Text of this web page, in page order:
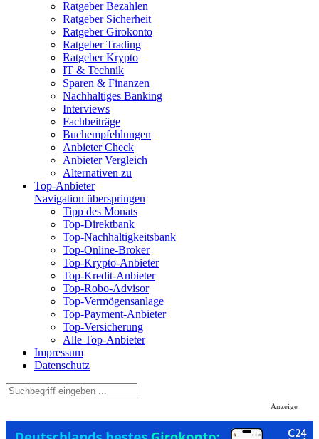
Ratgeber Bezahlen
Ratgeber Sicherheit
Ratgeber Girokonto
Ratgeber Trading
Ratgeber Krypto
IT & Technik
Sparen & Finanzen
Nachhaltiges Banking
Interviews
Fachbeiträge
Buchempfehlungen
Anbieter Check
Anbieter Vergleich
Alternativen zu
Top-Anbieter
Navigation überspringen
Tipp des Monats
Top-Direktbank
Top-Nachhaltigkeitsbank
Top-Online-Broker
Top-Krypto-Anbieter
Top-Kredit-Anbieter
Top-Robo-Advisor
Top-Vermögensanlage
Top-Payment-Anbieter
Top-Versicherung
Alle Top-Anbieter
Impressum
Datenschutz
Anzeige